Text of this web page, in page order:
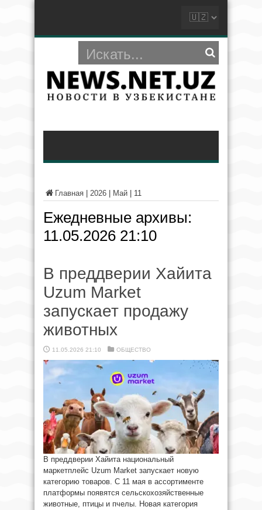
Главная 2026 Май 11
Ежедневные архивы:
11.05.2026 21:10
В преддверии Хайита
Uzum Market
запускает продажу
животных
11.05.2026 21:10 ОБЩЕСТВО
В преддверии Хайита национальный
маркетплейс Uzum Market запускает новую
категорию товаров. С 11 мая в ассортименте
платформы появятся сельскохозяйственные
животные, птицы и пчелы. Новая категория